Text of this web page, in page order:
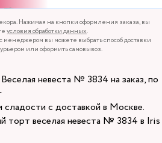
Нажимая на кнопки оформления заказа, вы
условия обработки данных.
менеджером вы можете выбрать способ доставки
или оформить самовывоз.
невеста № 3834 на заказ, по
сладости с доставкой в Москве.
торт веселая невеста № 3834 в Iris